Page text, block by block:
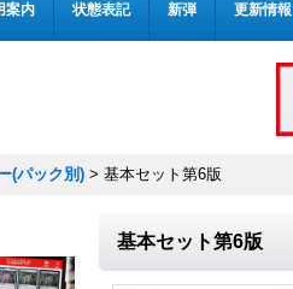
案内 状態表記 新弾 更新情報
(パック別) > 基本セット第6版
基本セット第6版